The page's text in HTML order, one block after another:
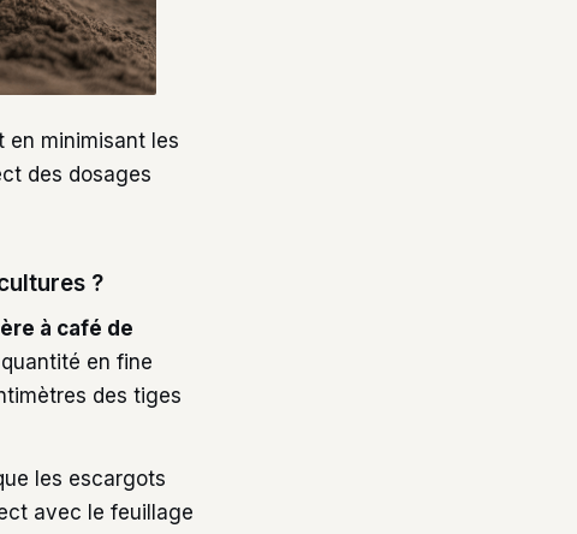
en minimisant les
des dosages
?
à café de
en fine
des tiges
les escargots
avec le feuillage